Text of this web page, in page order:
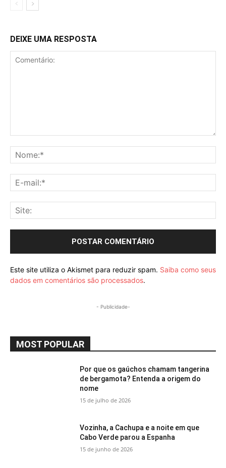
DEIXE UMA RESPOSTA
Este site utiliza o Akismet para reduzir spam. Saiba como seus
dados em comentários são processados.
- Publicidade-
MOST POPULAR
Por que os gaúchos chamam tangerina
de bergamota? Entenda a origem do
nome
15 de julho de 2026
Vozinha, a Cachupa e a noite em que
Cabo Verde parou a Espanha
15 de junho de 2026